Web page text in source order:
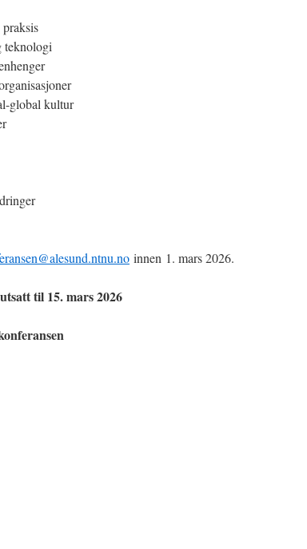
teknologi
global kultur
innen 1. mars 2026.
til 15. mars 2026